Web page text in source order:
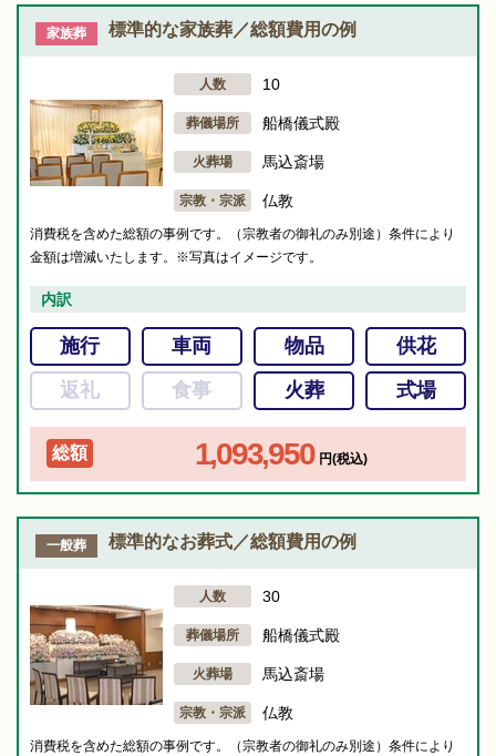
家族葬 標準的な家族葬／総額費用の例
人数 10
葬儀場所 船橋儀式殿
火葬場 馬込斎場
宗教・宗派 仏教
消費税を含めた総額の事例です。（宗教者の御礼のみ別途）条件により
金額は増減いたします。※写真はイメージです。
内訳
施行 車両 物品
供花
返礼
食事 火葬 式場
総額 1,093,950 円(税込)
一般葬 標準的なお葬式／総額費用の例
人数 30
葬儀場所 船橋儀式殿
火葬場 馬込斎場
宗教・宗派 仏教
消費税を含めた総額の事例です。（宗教者の御礼のみ別途）条件により